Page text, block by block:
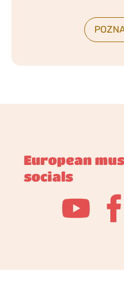
European
socials